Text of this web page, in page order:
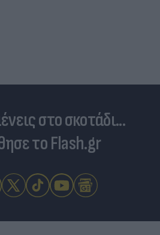
στο σκοτάδι...
το Flash.gr